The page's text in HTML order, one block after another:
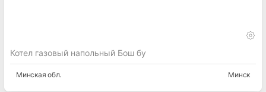
Котел газовый напольный Бош бу
Минская обл. Минск